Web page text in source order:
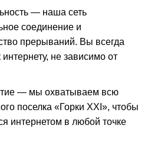
— наша сеть
соединение и
прерываний. Вы всегда
интернету, не зависимо от
— мы охватываем всю
поселка «Горки XXI», чтобы
интернетом в любой точке